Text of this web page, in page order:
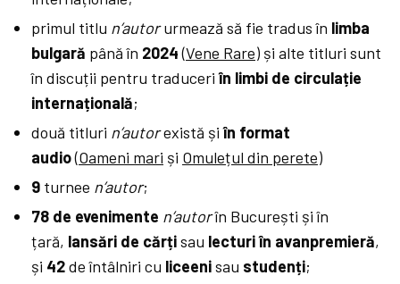
primul titlu n’autorurmează să fie tradus în limba
bulgară până în 2024(Vene Rare) și alte titluri sunt
în discuții pentru traduceriîn limbi de circulație
internațională;
două titluri n’autorexistă șiîn format
audio(Oameni mari și Omulețul din perete)
9 turnee n’autor;
78 de evenimente n’autorîn București și în
țară, lansări de cărțisau lecturi în avanpremieră,
și 42de întâlniri cu liceenisau studenți;